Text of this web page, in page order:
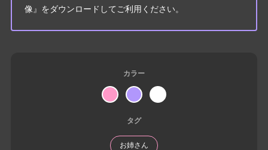
像』をダウンロードしてご利用ください。
カラー
タグ
お姉さん